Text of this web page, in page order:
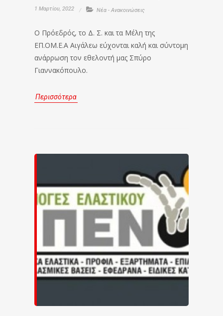
1 Μαρτίου, 2022 Νέα - Ανακοινώσεις
Ο Πρόεδρός, το Δ. Σ. και τα Μέλη της
ΕΠ.ΟΜ.Ε.Α Αιγάλεω εύχονται καλή και σύντομη
ανάρρωση τον εθελοντή μας Σπύρο
Γιαννακόπουλο.
Περισσότερα